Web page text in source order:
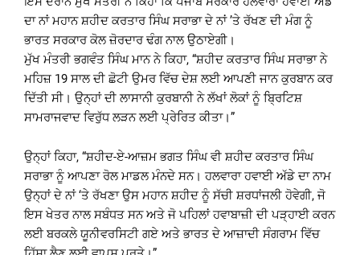
ਦਾ ਨਾਂ ਮਹਾਨ ਸ਼ਹੀਦ ਕਰਤਾਰ ਸਿੰਘ ਸਰਾਭਾ ਦੇ ਨਾਂ ’ਤੇ ਰੱਖਣ ਦੀ ਮੰਗ ਨੂੰ
ਭਾਰਤ ਸਰਕਾਰ ਕੋਲ ਜ਼ੋਰਦਾਰ ਢੰਗ ਨਾਲ ਉਠਾਏਗੀ।
ਮੁੱਖ ਮੰਤਰੀ ਭਗਵੰਤ ਸਿੰਘ ਮਾਨ ਨੇ ਕਿਹਾ, “ਸ਼ਹੀਦ ਕਰਤਾਰ ਸਿੰਘ ਸਰਾਭਾ ਨੇ
ਮਹਿਜ਼ 19 ਸਾਲ ਦੀ ਛੋਟੀ ਉਮਰ ਵਿੱਚ ਦੇਸ਼ ਲਈ ਆਪਣੀ ਜਾਨ ਕੁਰਬਾਨ ਕਰ
ਦਿੱਤੀ ਸੀ। ਉਨ੍ਹਾਂ ਦੀ ਲਾਸਾਨੀ ਕੁਰਬਾਨੀ ਨੇ ਲੱਖਾਂ ਲੋਕਾਂ ਨੂੰ ਬ੍ਰਿਟਿਸ਼
ਸਾਮਰਾਜਵਾਦ ਵਿਰੁੱਧ ਲੜਨ ਲਈ ਪ੍ਰੇਰਿਤ ਕੀਤਾ।”
ਉਨ੍ਹਾਂ ਕਿਹਾ, “ਸ਼ਹੀਦ-ਏ-ਆਜ਼ਮ ਭਗਤ ਸਿੰਘ ਵੀ ਸ਼ਹੀਦ ਕਰਤਾਰ ਸਿੰਘ
ਸਰਾਭਾ ਨੂੰ ਆਪਣਾ ਰੋਲ ਮਾਡਲ ਮੰਨਦੇ ਸਨ। ਹਲਵਾਰਾ ਹਵਾਈ ਅੱਡੇ ਦਾ ਨਾਮ
ਉਨ੍ਹਾਂ ਦੇ ਨਾਂ ‘ਤੇ ਰੱਖਣਾ ਉਸ ਮਹਾਨ ਸ਼ਹੀਦ ਨੂੰ ਸੱਚੀ ਸ਼ਰਧਾਂਜਲੀ ਹੋਵੇਗੀ, ਜੋ
ਇਸ ਖੇਤਰ ਨਾਲ ਸਬੰਧਤ ਸਨ ਅਤੇ ਜੋ ਪਹਿਲਾਂ ਹਵਾਬਾਜ਼ੀ ਦੀ ਪੜ੍ਹਾਈ ਕਰਨ
ਲਈ ਬਰਕਲੇ ਯੂਨੀਵਰਸਿਟੀ ਗਏ ਅਤੇ ਭਾਰਤ ਦੇ ਆਜ਼ਾਦੀ ਸੰਗਰਾਮ ਵਿੱਚ